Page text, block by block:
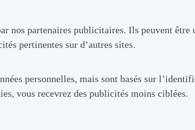
nos partenaires publicitaires. Ils peuvent
pertinentes sur d’autres sites.
personnelles, mais sont basés sur
vous recevrez des publicités moins ciblées.